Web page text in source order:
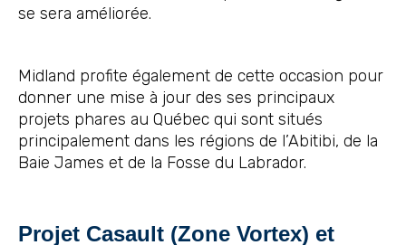
se sera améliorée.
Midland profite également de cette occasion pour
donner une mise à jour des ses principaux
projets phares au Québec qui sont situés
principalement dans les régions de l’Abitibi, de la
Baie James et de la Fosse du Labrador.
Projet Casault (Zone Vortex) et